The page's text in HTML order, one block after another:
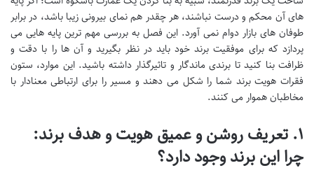
های آن محکم و درست نباشند، هر چقدر هم نمای بیرونی زیبا باشد، در برابر
طوفان های بازار دوام نمی آورد. این فصل به بررسی مهم ترین پایه هایی می
پردازد که برای موفقیت برند خود باید در نظر بگیرید و آن ها را با دقت و
ظرافت بنا کنید تا برندی ماندگار و تاثیرگذار داشته باشید. این موارد، ستون
فقرات هویت برند شما را شکل می دهند و مسیر را برای ارتباطی معنادار با
مخاطبان هموار می کنند.
۱. تعریف روشن و عمیق هویت و هدف برند:
چرا این برند وجود دارد؟